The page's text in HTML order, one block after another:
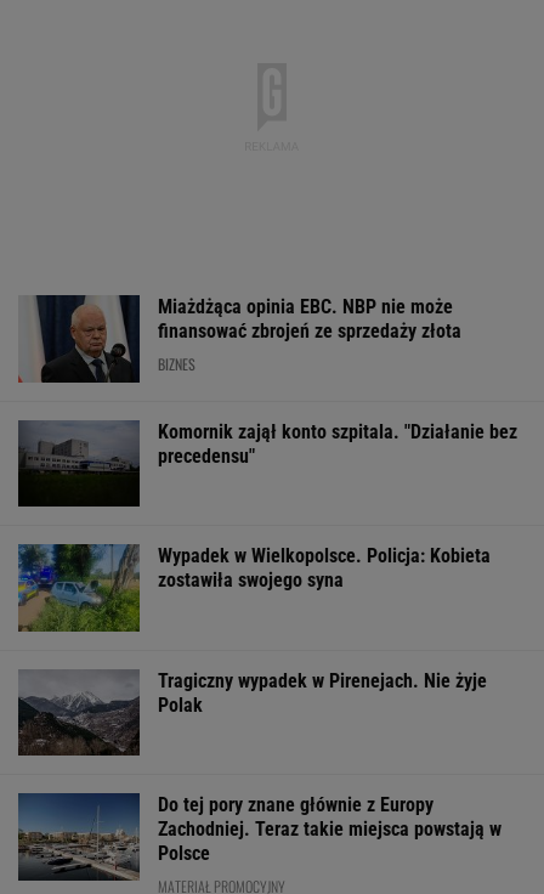
Miażdżąca opinia EBC. NBP nie może
finansować zbrojeń ze sprzedaży złota
BIZNES
Komornik zajął konto szpitala. "Działanie bez
precedensu"
Wypadek w Wielkopolsce. Policja: Kobieta
zostawiła swojego syna
Tragiczny wypadek w Pirenejach. Nie żyje
Polak
Do tej pory znane głównie z Europy
Zachodniej. Teraz takie miejsca powstają w
Polsce
MATERIAŁ PROMOCYJNY